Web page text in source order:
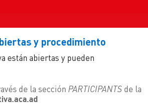
y procedimiento
están abiertas y pueden
de la sección PARTICIPANTS de la